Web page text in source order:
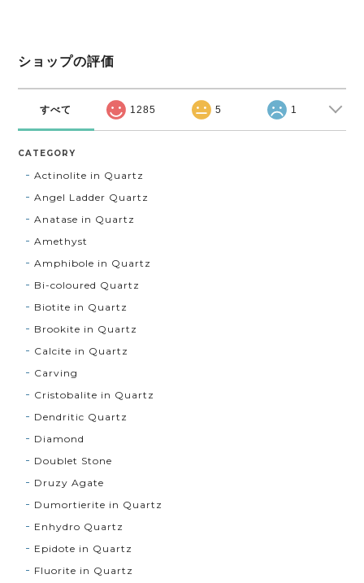
ショップの評価
すべて 1285 5 1
CATEGORY
Actinolite in Quartz
Angel Ladder Quartz
Anatase in Quartz
Amethyst
Amphibole in Quartz
Bi-coloured Quartz
Biotite in Quartz
Brookite in Quartz
Calcite in Quartz
Carving
Cristobalite in Quartz
Dendritic Quartz
Diamond
Doublet Stone
Druzy Agate
Dumortierite in Quartz
Enhydro Quartz
Epidote in Quartz
Fluorite in Quartz